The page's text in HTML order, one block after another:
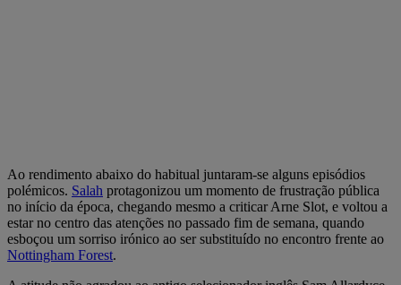
Ao rendimento abaixo do habitual juntaram-se alguns episódios
polémicos. Salah protagonizou um momento de frustração pública
no início da época, chegando mesmo a criticar Arne Slot, e voltou a
estar no centro das atenções no passado fim de semana, quando
esboçou um sorriso irónico ao ser substituído no encontro frente ao
Nottingham Forest.